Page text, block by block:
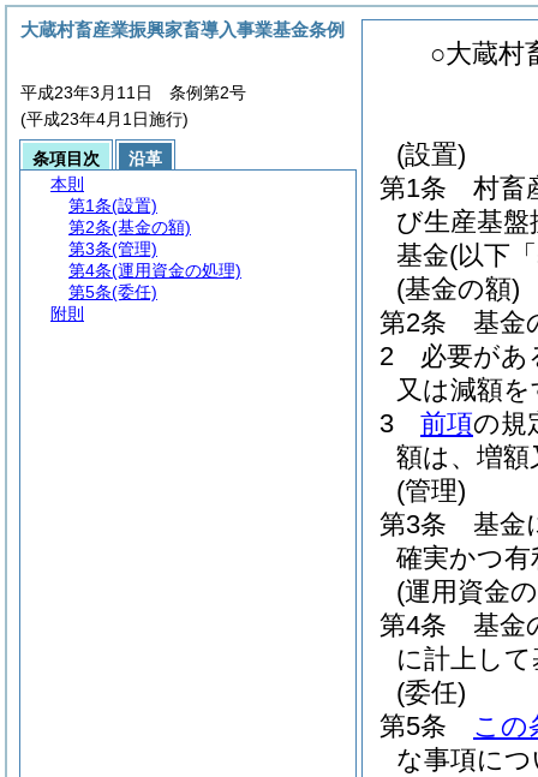
○大蔵村
(設置)
第1条
村畜
び生産基
基金(以下
(基金の額)
第2条
基金
2
必要があ
又は減額
3
前項の規
額は、増
(管理)
第3条
基金
確実かつ
(運用資金
第4条
基金
に計上し
(委任)
第5条
この
な事項に
大蔵村畜産業振興家畜導入事業基金条例
平成23年3月11日 条例第2号
(平成23年4月1日施行)
条項目次
沿革
本則
第1条(設置)
第2条(基金の額)
第3条(管理)
第4条(運用資金の処理)
第5条(委任)
附則